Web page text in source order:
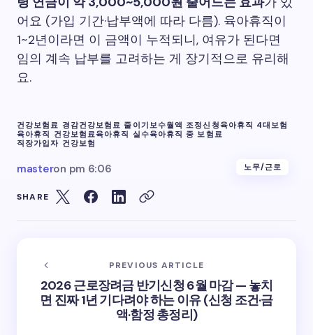
어요 (가입 기간·납부액에 따라 다름). 육아휴직이
1~2년이라면 이 금액이 누적되니, 여유가 된다면
임의 계속 납부를 고려하는 게 장기적으로 유리해
요.
건강보험료 경감건강보험료 줄이기보수월액 조정신청육아휴직 4대보험
육아휴직 건강보험료육아휴직 실수육아휴직 중 보험료
직장가입자 건강보험
masteron pm 6:06 노무/근로
SHARE
PREVIOUS ARTICLE
2026 근로장려금 반기신청 6월 마감 — 놓치
면 진짜 1년 기다려야 하는 이유 (신청 조건·금
액·함정 총정리)